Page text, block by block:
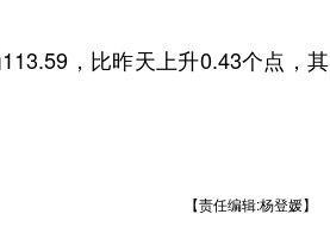
，比昨天上升0.43个点，其
【责任编辑:杨登媛】